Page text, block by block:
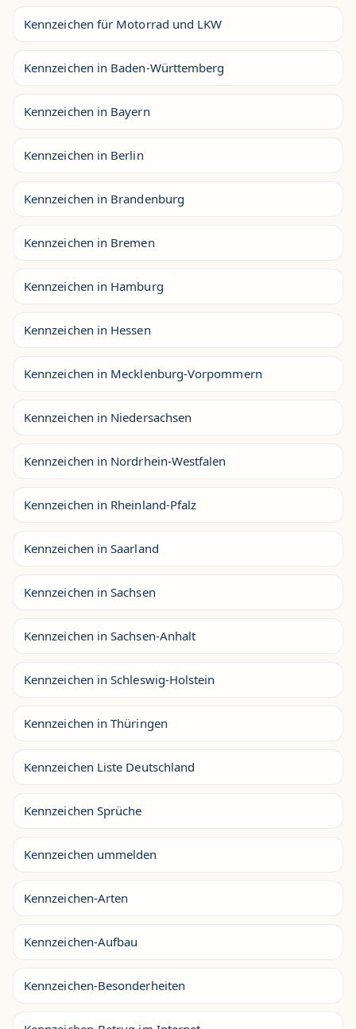
Kennzeichen für Motorrad und LKW
Kennzeichen in Baden-Württemberg
Kennzeichen in Bayern
Kennzeichen in Berlin
Kennzeichen in Brandenburg
Kennzeichen in Bremen
Kennzeichen in Hamburg
Kennzeichen in Hessen
Kennzeichen in Mecklenburg-Vorpommern
Kennzeichen in Niedersachsen
Kennzeichen in Nordrhein-Westfalen
Kennzeichen in Rheinland-Pfalz
Kennzeichen in Saarland
Kennzeichen in Sachsen
Kennzeichen in Sachsen-Anhalt
Kennzeichen in Schleswig-Holstein
Kennzeichen in Thüringen
Kennzeichen Liste Deutschland
Kennzeichen Sprüche
Kennzeichen ummelden
Kennzeichen-Arten
Kennzeichen-Aufbau
Kennzeichen-Besonderheiten